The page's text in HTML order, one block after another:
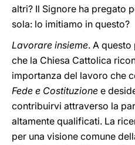
altri? Il Signore ha pregato
sola: lo imitiamo in questo?
Lavorare insieme. A
che la Chiesa Cattolica
importanza del lavoro che
Fede e Costituzione e
contribuirvi attraverso la
altamente qualificati. La
per una visione comune